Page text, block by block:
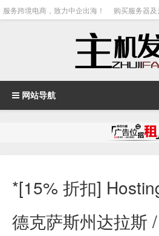
服务跨境电商，致力中企出海！ 购买服务器及
网站导航
*[15% 折扣]
德克萨斯州达拉斯